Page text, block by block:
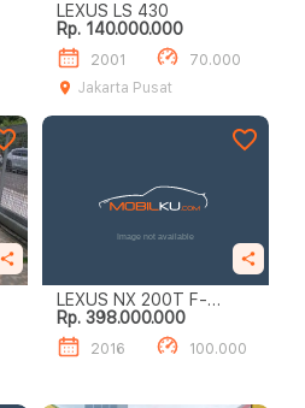
LEXUS LS 430
Rp. 140.000.000
2001
70.000
Jakarta Pusat
LEXUS NX 200T F-
SPORT
Rp. 398.000.000
2016 100.000